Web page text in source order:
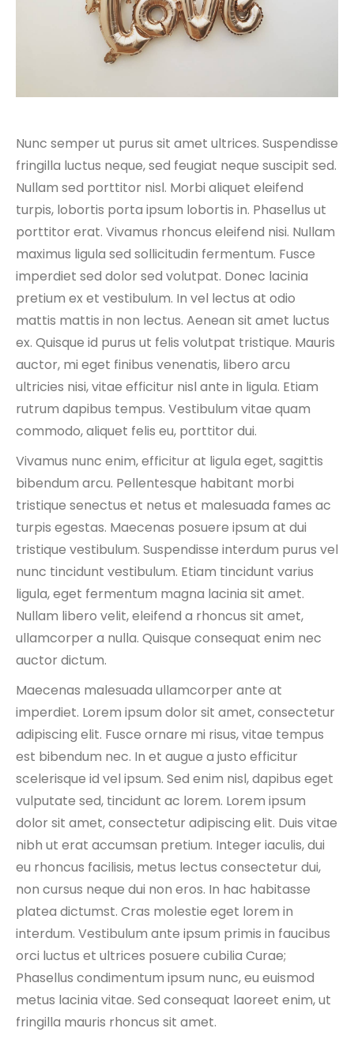
Nunc semper ut purus sit amet ultrices. Suspendisse
fringilla luctus neque, sed feugiat neque suscipit sed.
Nullam sed porttitor nisl. Morbi aliquet eleifend
turpis, lobortis porta ipsum lobortis in. Phasellus ut
porttitor erat. Vivamus rhoncus eleifend nisi. Nullam
maximus ligula sed sollicitudin fermentum. Fusce
imperdiet sed dolor sed volutpat. Donec lacinia
pretium ex et vestibulum. In vel lectus at odio
mattis mattis in non lectus. Aenean sit amet luctus
ex. Quisque id purus ut felis volutpat tristique. Mauris
auctor, mi eget finibus venenatis, libero arcu
ultricies nisi, vitae efficitur nisl ante in ligula. Etiam
rutrum dapibus tempus. Vestibulum vitae quam
commodo, aliquet felis eu, porttitor dui.
Vivamus nunc enim, efficitur at ligula eget, sagittis
bibendum arcu. Pellentesque habitant morbi
tristique senectus et netus et malesuada fames ac
turpis egestas. Maecenas posuere ipsum at dui
tristique vestibulum. Suspendisse interdum purus vel
nunc tincidunt vestibulum. Etiam tincidunt varius
ligula, eget fermentum magna lacinia sit amet.
Nullam libero velit, eleifend a rhoncus sit amet,
ullamcorper a nulla. Quisque consequat enim nec
auctor dictum.
Maecenas malesuada ullamcorper ante at
imperdiet. Lorem ipsum dolor sit amet, consectetur
adipiscing elit. Fusce ornare mi risus, vitae tempus
est bibendum nec. In et augue a justo efficitur
scelerisque id vel ipsum. Sed enim nisl, dapibus eget
vulputate sed, tincidunt ac lorem. Lorem ipsum
dolor sit amet, consectetur adipiscing elit. Duis vitae
nibh ut erat accumsan pretium. Integer iaculis, dui
eu rhoncus facilisis, metus lectus consectetur dui,
non cursus neque dui non eros. In hac habitasse
platea dictumst. Cras molestie eget lorem in
interdum. Vestibulum ante ipsum primis in faucibus
orci luctus et ultrices posuere cubilia Curae;
Phasellus condimentum ipsum nunc, eu euismod
metus lacinia vitae. Sed consequat laoreet enim, ut
fringilla mauris rhoncus sit amet.